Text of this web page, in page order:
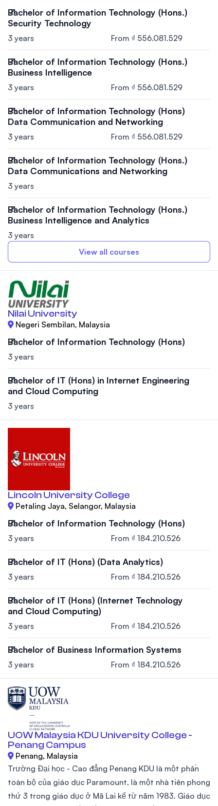
Bachelor of Information Technology (Hons.)
Security Technology
3 years From ₫ 556.081.529
Bachelor of Information Technology (Hons.)
Business Intelligence
3 years From ₫ 556.081.529
Bachelor of Information Technology (Hons)
Data Communication and Networking
3 years From ₫ 556.081.529
Bachelor of Information Technology (Hons.)
Data Communications and Networking
3 years
Bachelor of Information Technology (Hons.)
Business Intelligence and Analytics
3 years
View all courses
Nilai University
Negeri Sembilan, Malaysia
Bachelor of Information Technology (Hons)
3 years
Bachelor of IT (Hons) in Internet Engineering
and Cloud Computing
3 years
Lincoln University College
Petaling Jaya, Selangor, Malaysia
Bachelor of Information Technology (Hons)
3 years From ₫ 184.210.526
Bachelor of IT (Hons) (Data Analytics)
3 years From ₫ 184.210.526
Bachelor of IT (Hons) (Internet Technology
and Cloud Computing)
3 years From ₫ 184.210.526
Bachelor of Business Information Systems
3 years From ₫ 184.210.526
UOW Malaysia KDU University College -
Penang Campus
Penang, Malaysia
Trường Đại học - Cao đẳng Penang KDU là một phần
toàn bộ của giáo dục Paramount, là một nhà tiên phong
thứ 3 trong giáo dục ở Mã Lai kể từ năm 1983. Giáo dục